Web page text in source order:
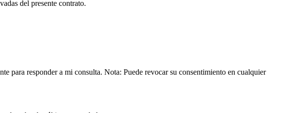
del presente contrato.
para responder a mi consulta. Nota: Puede revocar su consentimiento en cualquier